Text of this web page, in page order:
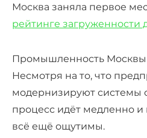
Москва заняла первое
рейтинге загруженности
Промышленность Москвы
Несмотря на то, что
модернизируют системы
процесс идёт медленно
всё ещё ощутимы.